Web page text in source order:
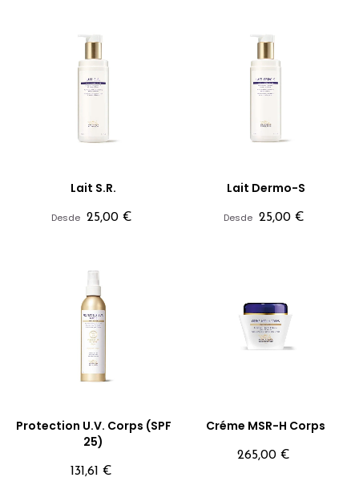
Lait S.R.
Desde Precio
25,00 €
Lait Dermo-S
Desde Precio
25,00 €
Protection U.V. Corps (SPF
25)
Precio
131,61 €
Créme MSR-H Corps
Precio
265,00 €